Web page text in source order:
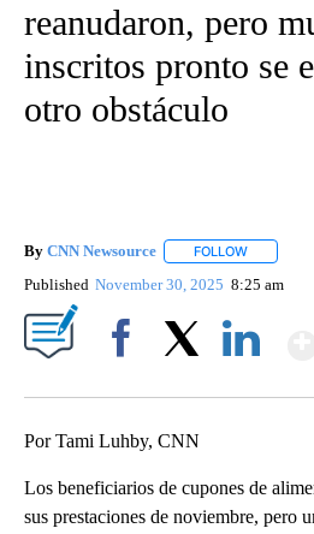
reanudaron, pero
inscritos pronto se
otro obstáculo
By CNN Newsource FOLLOW
Published November 30, 2025 8:25 am
Por Tami Luhby, CNN
Los beneficiarios de cupones de
sus prestaciones de noviembre, pero